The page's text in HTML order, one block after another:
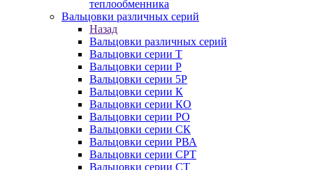
теплообменника
Вальцовки различных серий
Назад
Вальцовки различных серий
Вальцовки серии Т
Вальцовки серии Р
Вальцовки серии 5Р
Вальцовки серии К
Вальцовки серии КО
Вальцовки серии РО
Вальцовки серии СК
Вальцовки серии РВА
Вальцовки серии СРТ
Вальцовки серии СТ